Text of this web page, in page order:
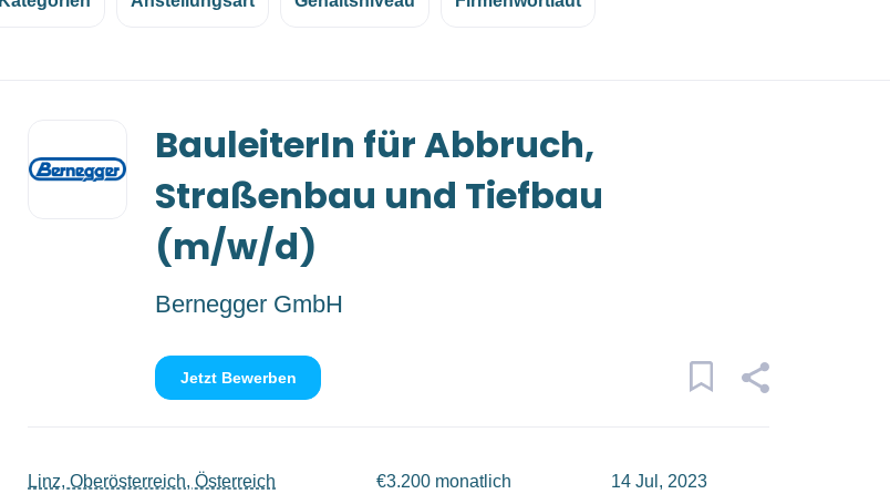
list
BauleiterIn für Abbruch,
Straßenbau und Tiefbau
(m/w/d)
Bernegger GmbH
Jetzt Bewerben
Linz, Oberösterreich, Österreich €3.200 monatlich 14 Jul, 2023